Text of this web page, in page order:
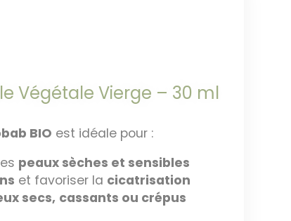
Végétale Vierge – 30 ml
BIO est idéale pour :
peaux sèches et sensibles
et favoriser la cicatrisation
secs, cassants ou crépus